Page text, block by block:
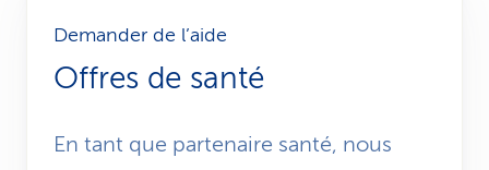
Demander de l’aide
Offres de santé
En tant que partenaire santé, nous